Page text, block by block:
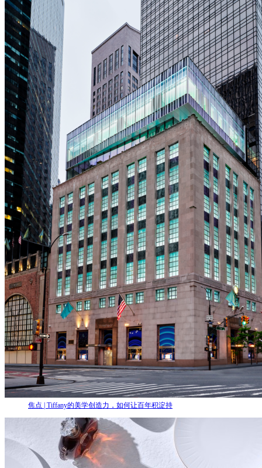
焦点 | Tiffany的美学创造力，如何让百年积淀持